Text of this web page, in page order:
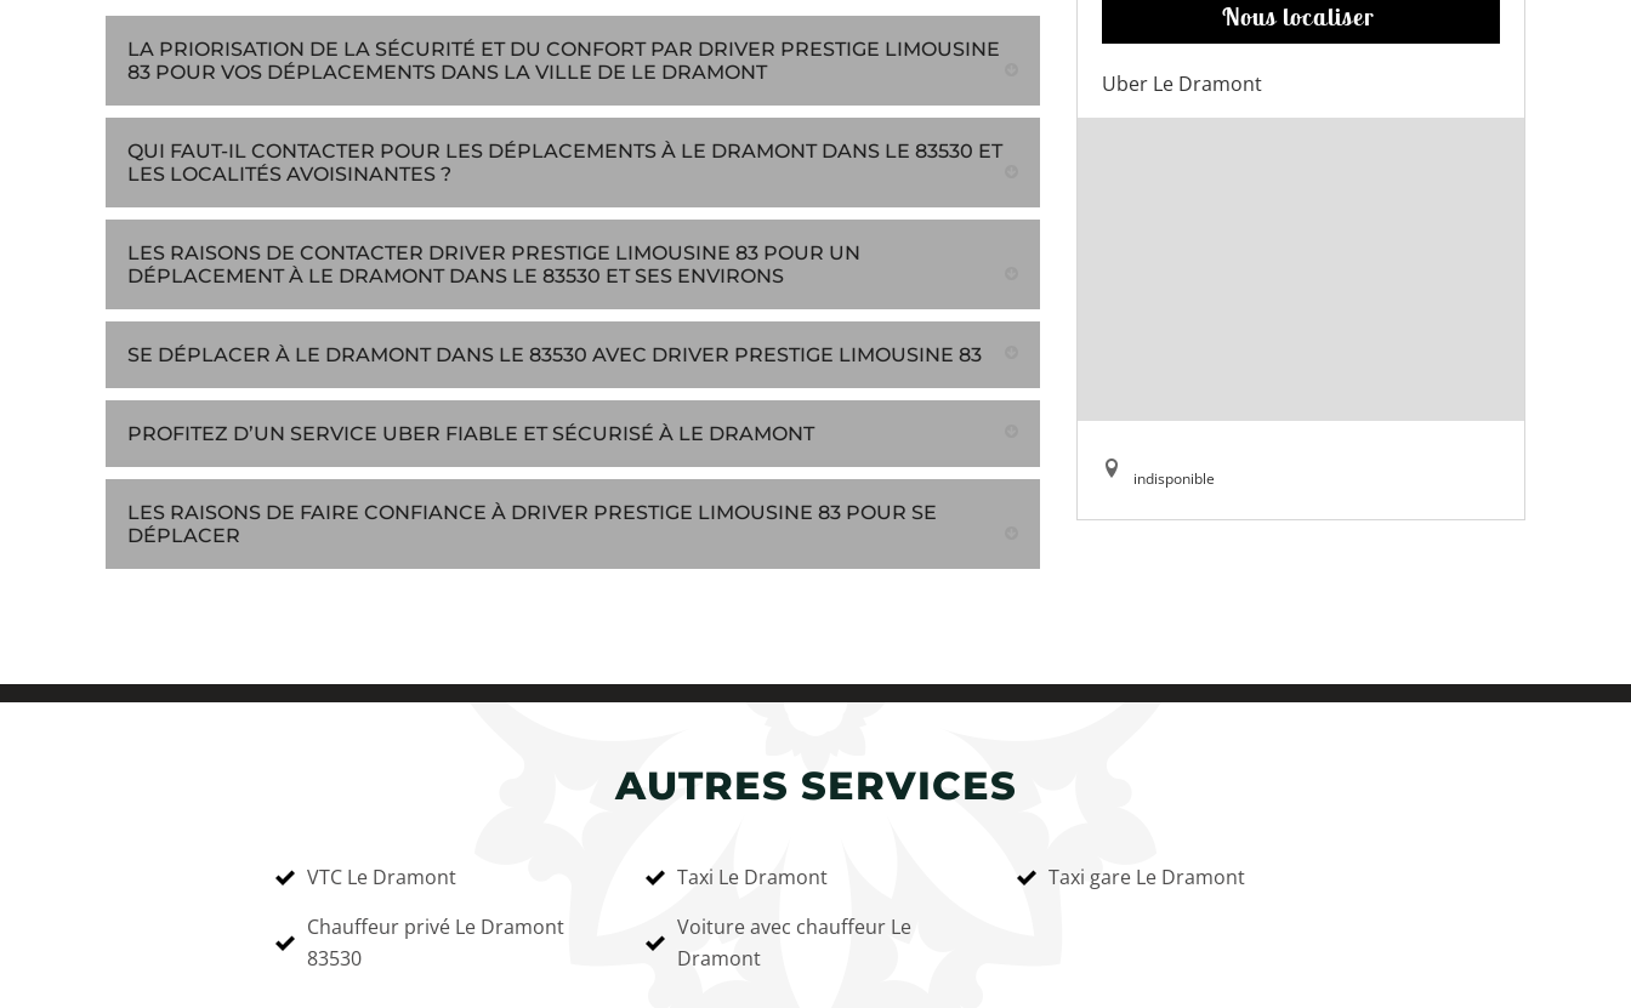
LA PRIORISATION DE LA SÉCURITÉ ET DU CONFORT PAR DRIVER PRESTIGE LIMOUSINE
83 POUR VOS DÉPLACEMENTS DANS LA VILLE DE LE DRAMONT
QUI FAUT-IL CONTACTER POUR LES DÉPLACEMENTS À LE DRAMONT DANS LE 83530 ET
LES LOCALITÉS AVOISINANTES ?
LES RAISONS DE CONTACTER DRIVER PRESTIGE LIMOUSINE 83 POUR UN
DÉPLACEMENT À LE DRAMONT DANS LE 83530 ET SES ENVIRONS
SE DÉPLACER À LE DRAMONT DANS LE 83530 AVEC DRIVER PRESTIGE LIMOUSINE 83
PROFITEZ D’UN SERVICE UBER FIABLE ET SÉCURISÉ À LE DRAMONT
LES RAISONS DE FAIRE CONFIANCE À DRIVER PRESTIGE LIMOUSINE 83 POUR SE
DÉPLACER
Nous localiser
Uber Le Dramont
indisponible
AUTRES SERVICES
VTC Le Dramont
Chauffeur privé Le Dramont
83530
Taxi Le Dramont
Voiture avec chauffeur Le
Dramont
Taxi gare Le Dramont